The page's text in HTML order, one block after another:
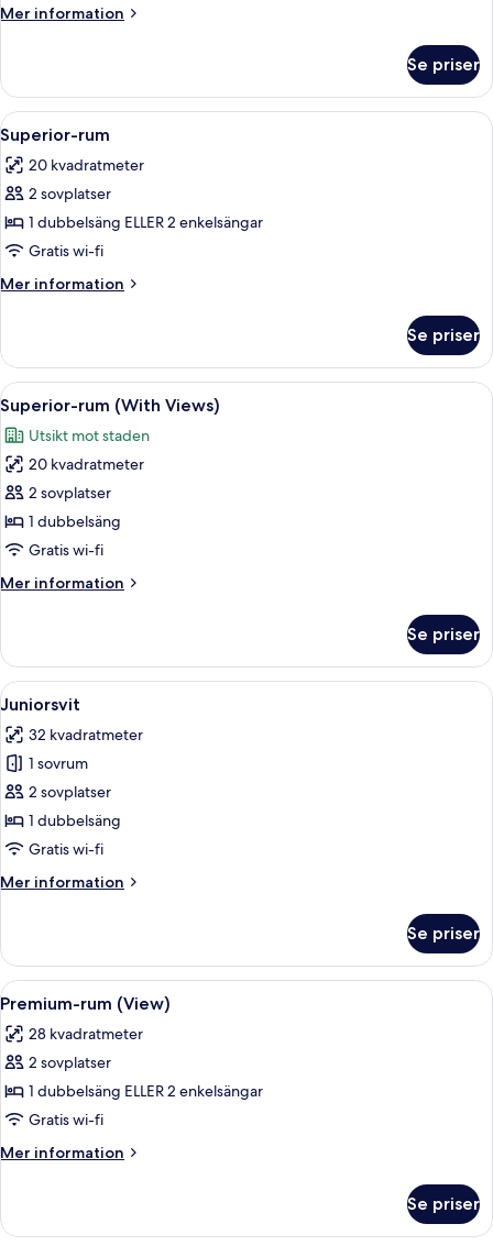
Mer information
Mer
rum
Se priser
Öppna
alla
foton
för
Superior-
rum
Ett modernt hotellrum med en stor
9
Superior-rum
20 kvadratmeter
2 sovplatser
1 dubbelsäng ELLER 2 enkelsängar
Gratis wi-fi
Mer information
Mer
rum
Se priser
Öppna
alla
foton
för
Superior-
rum
(With
Ett modernt hotellrum med en stor
11
Superior-rum (With Views)
Utsikt mot staden
20 kvadratmeter
2 sovplatser
1 dubbelsäng
Gratis wi-fi
Mer information
Mer
rum
(With
Views)
Se priser
Öppna
alla
foton
för
Juniorsvit
Ett hotellrum med ett stort fönster,
15
Juniorsvit
32 kvadratmeter
1 sovrum
2 sovplatser
1 dubbelsäng
Gratis wi-fi
Mer information
Mer
Se priser
Öppna
alla
foton
för
Premium-
rum
(View)
Ett modernt hotellrum med en stor
9
Premium-rum (View)
28 kvadratmeter
2 sovplatser
1 dubbelsäng ELLER 2 enkelsängar
Gratis wi-fi
Mer information
Mer
rum
Se priser